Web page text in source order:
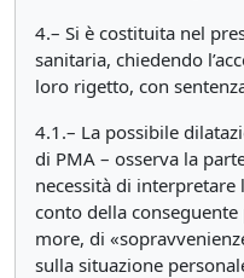
4.– Si è costituita nel
sanitaria, chiedendo
loro rigetto, con
4.1.– La possibile
di PMA – osserva la
necessità di
conto della
more, di
sulla situazione